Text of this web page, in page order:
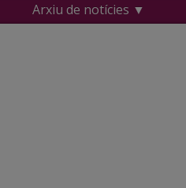
Arxiu de notícies ▼